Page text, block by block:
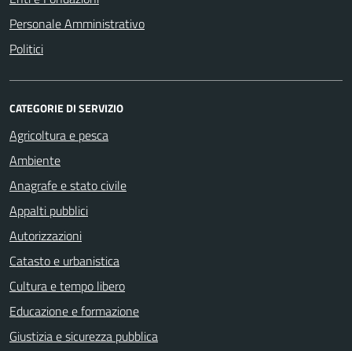
Personale Amministrativo
Politici
CATEGORIE DI SERVIZIO
Agricoltura e pesca
Ambiente
Anagrafe e stato civile
Appalti pubblici
Autorizzazioni
Catasto e urbanistica
Cultura e tempo libero
Educazione e formazione
Giustizia e sicurezza pubblica